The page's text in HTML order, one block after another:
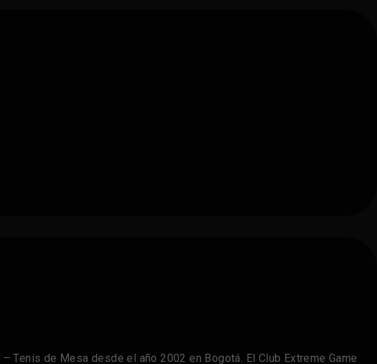
Tenis de Mesa desde el año 2002 en Bogotá. El Club Extreme Game